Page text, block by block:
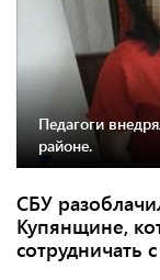
Педагоги
районе.
СБУ
Купянщине,
сотрудничать